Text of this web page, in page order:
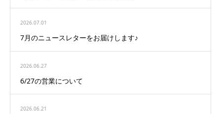
2026.07.01
7月のニュースレターをお届けします♪
2026.06.27
6/27の営業について
2026.06.21